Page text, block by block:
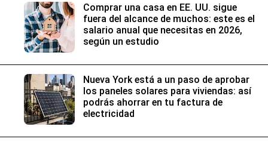
Comprar una casa en EE. UU. sigue
fuera del alcance de muchos: este es el
salario anual que necesitas en 2026,
según un estudio
Nueva York está a un paso de aprobar
los paneles solares para viviendas: así
podrás ahorrar en tu factura de
electricidad